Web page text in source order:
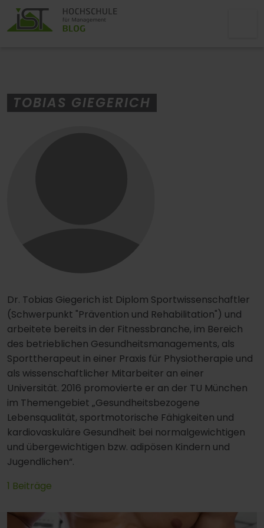
TOBIAS GIEGERICH
Dr. Tobias Giegerich ist Diplom Sportwissenschaftler
(Schwerpunkt "Prävention und Rehabilitation") und
arbeitete bereits in der Fitnessbranche, im Bereich
des betrieblichen Gesundheitsmanagements, als
Sporttherapeut in einer Praxis für Physiotherapie und
als wissenschaftlicher Mitarbeiter an einer
Universität. 2016 promovierte er an der TU München
im Themengebiet „Gesundheitsbezogene
Lebensqualität, sportmotorische Fähigkeiten und
kardiovaskuläre Gesundheit bei normalgewichtigen
und übergewichtigen bzw. adipösen Kindern und
Jugendlichen“.
1 Beiträge